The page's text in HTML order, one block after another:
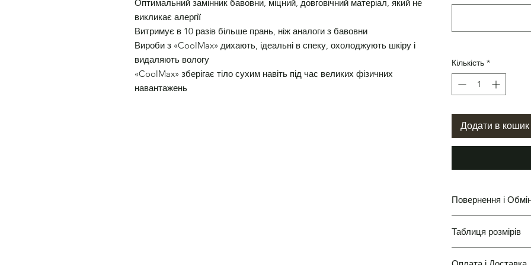
Оптимальний замінник бавовни, міцний, довговічний матеріал, який не
викликає алергії
Витримує в 10 разів більше прань, ніж аналоги з бавовни
Вироби з «CoolMax» дихають, ідеальні в спеку, охолоджують шкіру і
видаляють вологу
«CoolMax» зберігає тіло сухим навіть під час великих фізичних
навантажень
Кількість *
Додати в кошик
Повернення і
Повернення і Обмін
Таблиця розмірів